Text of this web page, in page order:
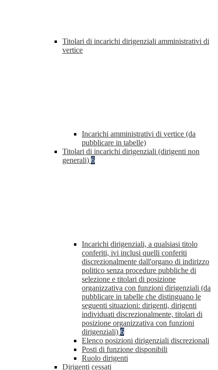
Titolari di incarichi dirigenziali amministrativi di
vertice
Incarichi amministrativi di vertice (da
pubblicare in tabelle)
Titolari di incarichi dirigenziali (dirigenti non
generali) 6
Incarichi dirigenziali, a qualsiasi titolo
conferiti, ivi inclusi quelli conferiti
discrezionalmente dall'organo di indirizzo
politico senza procedure pubbliche di
selezione e titolari di posizione
organizzativa con funzioni dirigenziali (da
pubblicare in tabelle che distinguano le
seguenti situazioni: dirigenti, dirigenti
individuati discrezionalmente, titolari di
posizione organizzativa con funzioni
dirigenziali) 6
Elenco posizioni dirigenziali discrezionali
Posti di funzione disponibili
Ruolo dirigenti
Dirigenti cessati